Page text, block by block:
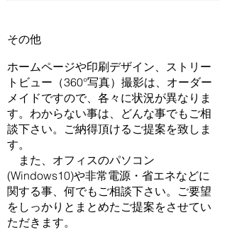
その他
ホームページや印刷デザイン、ストリー
トビュー（360°写真）撮影は、オーダー
メイドですので、各々に状況が異なりま
す。わからない事は、どんな事でもご相
談下さい。ご納得頂けるご提案を致しま
す。
また、オフィスのパソコン
(Windows10)や非常電源・省エネなどに
関する事、何でもご相談下さい。ご要望
をしっかりとまとめたご提案をさせてい
ただきます。